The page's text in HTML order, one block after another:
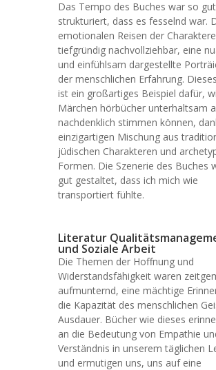
Das Tempo des Buches war so gut
strukturiert, dass es fesselnd war.
emotionalen Reisen der
tiefgründig nachvollziehbar, eine
und einfühlsam dargestellte
der menschlichen Erfahrung.
ist ein großartiges Beispiel dafür,
Märchen hörbücher unterhaltsam
nachdenklich stimmen können,
einzigartigen Mischung aus
jüdischen Charakteren und
Formen. Die Szenerie des Buches
gut gestaltet, dass ich mich wie
transportiert fühlte.
Literatur
und Soziale Arbeit
Die Themen der Hoffnung und
Widerstandsfähigkeit waren
aufmunternd, eine mächtige
die Kapazität des menschlichen
Ausdauer. Bücher wie dieses
an die Bedeutung von Empathie
Verständnis in unserem täglichen
und ermutigen uns, uns auf eine